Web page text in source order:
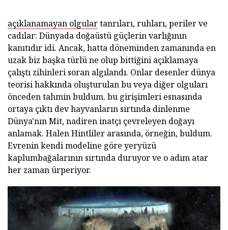
açıklanamayan olgulartanrıları, ruhları, periler ve
cadılar: Dünyada doğaüstü güçlerin varlığının
kanıtıdır idi. Ancak, hatta döneminden zamanında en
uzak biz başka türlü ne olup bittiğini açıklamaya
çalıştı zihinleri soran algılandı. Onlar desenler dünya
teorisi hakkında oluşturulan bu veya diğer olguları
önceden tahmin buldum. bu girişimleri esnasında
ortaya çıktı dev hayvanların sırtında dinlenme
Dünya'nın Mit, nadiren inatçı çevreleyen doğayı
anlamak. Halen Hintliler arasında, örneğin, buldum.
Evrenin kendi modeline göre yeryüzü
kaplumbağalarının sırtında duruyor ve o adım atar
her zaman ürperiyor.